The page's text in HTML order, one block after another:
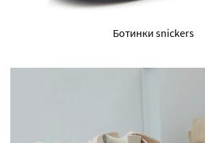
Ботинки snickers